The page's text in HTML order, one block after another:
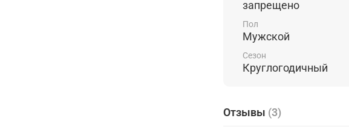
запрещено
Пол
Мужской
Сезон
Круглогодичный
Отзывы (3)